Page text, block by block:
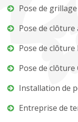
Pose de
Pose de
Pose de clôture
Pose de
Installation de
Entreprise de